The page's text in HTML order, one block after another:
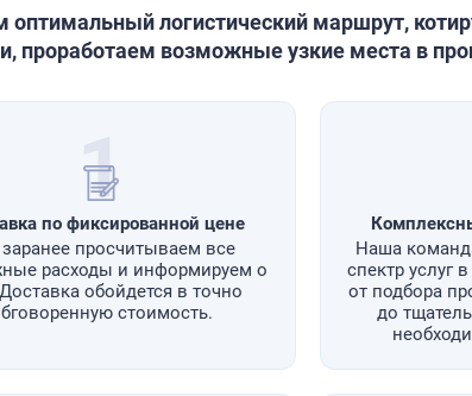
оптимальный логистический маршрут,
проработаем возможные узкие места в
1
по фиксированной цене
просчитываем все
расходы и информируем о
обойдется в точно
стоимость.
Наша
спектр услуг
от подбора
до